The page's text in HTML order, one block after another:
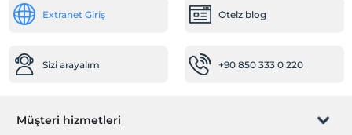
Extranet Giriş Otelz blog
Sizi arayalım +90 850 333 0 220
Müşteri hizmetleri